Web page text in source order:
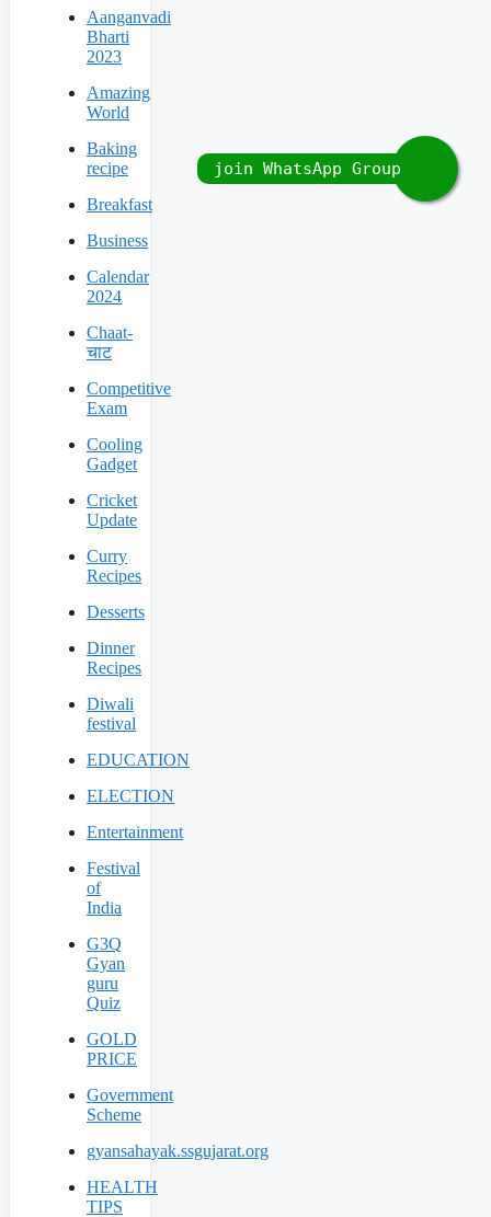
Aanganvadi
Bharti
2023
Amazing
World
Baking
recipe
Breakfast
Business
Calendar
2024
Chaat-
चाट
Competitive
Exam
Cooling
Gadget
Cricket
Update
Curry
Recipes
Desserts
Dinner
Recipes
Diwali
festival
EDUCATION
ELECTION
Entertainment
Festival
of
India
G3Q
Gyan
guru
Quiz
GOLD
PRICE
Government
Scheme
gyansahayak.ssgujarat.org
HEALTH
TIPS